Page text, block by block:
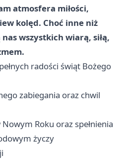
atmosfera miłości,
kolęd. Choć inne niż
wszystkich wiarą, siłą,
radości świąt Bożego
zabiegania oraz chwil
Roku oraz spełnienia
życzy